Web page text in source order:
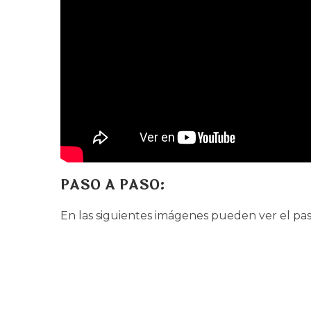
PASO A PASO:
En las siguientes imágenes pueden ver el